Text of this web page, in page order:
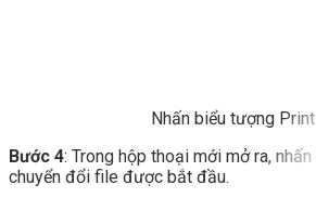
Nhấn biểu tượng Print
Bước 4: Trong hộp thoại mới mở ra, nhấn
chuyển đổi file được bắt đầu.